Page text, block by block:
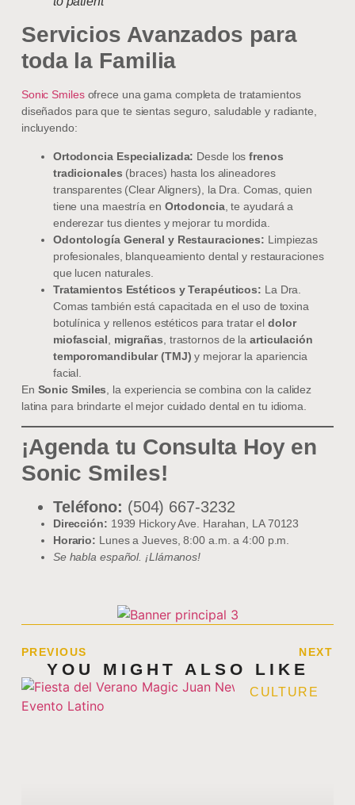
Servicios Avanzados para
toda la Familia
Sonic Smilesofrece una gama completa de tratamientos
diseñados para que te sientas seguro, saludable y radiante,
incluyendo:
Ortodoncia Especializada: Desde losfrenos
tradicionales (braces) hasta los alineadores
transparentes (Clear Aligners), la Dra. Comas, quien
tiene una maestría en Ortodoncia, te ayudará a
enderezar tus dientes y mejorar tu mordida.
Odontología General y Restauraciones: Limpiezas
profesionales, blanqueamiento dental y restauraciones
que lucen naturales.
Tratamientos Estéticos y Terapéuticos: La Dra.
Comas también está capacitada en el uso de toxina
botulínica y rellenos estéticos para tratar eldolor
miofascial
migrañas , trastornos de laarticulación
temporomandibular (TMJ) y mejorar la apariencia
facial.
En Sonic Smiles , la experiencia se combina con la calidez
latina para brindarte el mejor cuidado dental en tu idioma.
¡Agenda tu Consulta Hoy en
Sonic Smiles!
Teléfono: (504) 667-3232
Dirección: 1939 Hickory Ave. Harahan, LA 70123
Horario: Lunes a Jueves, 8:00 a.m. a 4:00 p.m.
Se habla español. ¡Llámanos!
PREVIOUS NEXT
YOU MIGHT ALSO LIKE
CULTURE